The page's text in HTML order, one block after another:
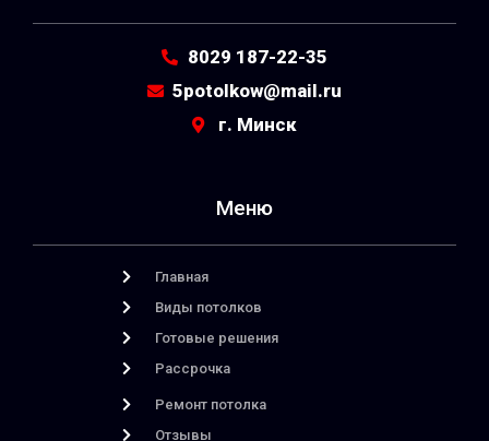
8029 187-22-35
5potolkow@mail.ru
г. Минск
Меню
Главная
Виды потолков
Готовые решения
Рассрочка
Ремонт потолка
Отзывы